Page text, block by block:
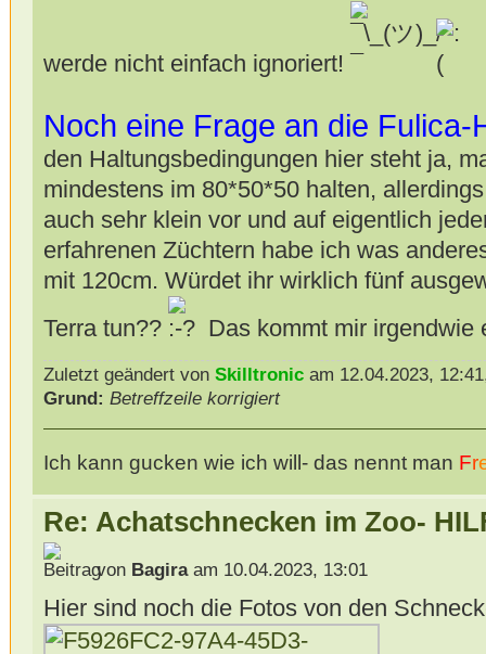
werde nicht einfach ignoriert!
Noch eine Frage an die Fulica-
den Haltungsbedingungen hier steht ja,
mindestens im 80*50*50 halten,
auch sehr klein vor und auf eigentlich
erfahrenen Züchtern habe ich was
mit 120cm. Würdet ihr wirklich fünf
Terra tun??
Das kommt mir irgendwie
Zuletzt geändert von Skilltronicam 12.04.2023,
Grund: Betreffzeile korrigiert
Ich kann gucken wie ich will- das nennt man Fr
Re: Achatschnecken im Zoo-
von Bagiraam 10.04.2023, 13:01
Hier sind noch die Fotos von den